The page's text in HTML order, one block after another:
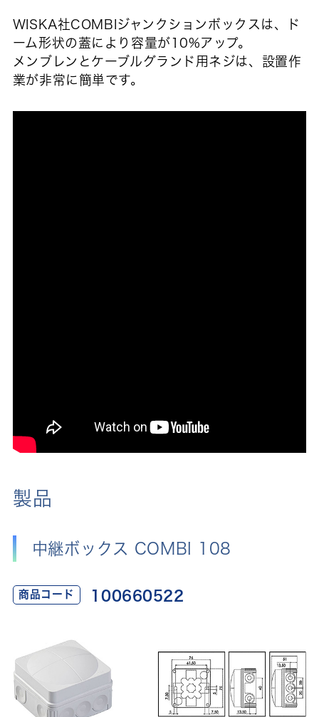
WISKA社COMBIジャンクションボックスは、ド
ーム形状の蓋により容量が10%アップ。
メンブレンとケーブルグランド用ネジは、設置作
業が非常に簡単です。
製品
中継ボックス COMBI 108
商品コード 100660522